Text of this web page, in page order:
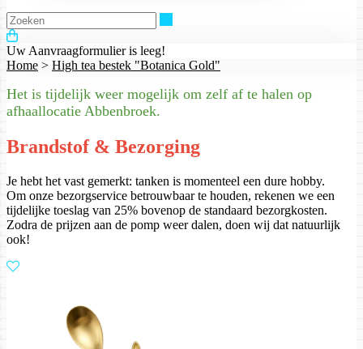
Uw Aanvraagformulier is leeg!
Home > High tea bestek "Botanica Gold"
Het is tijdelijk weer mogelijk om zelf af te halen op
afhaallocatie Abbenbroek.
Brandstof & Bezorging
Je hebt het vast gemerkt: tanken is momenteel een dure hobby.
Om onze bezorgservice betrouwbaar te houden, rekenen we een
tijdelijke toeslag van 25% bovenop de standaard bezorgkosten.
Zodra de prijzen aan de pomp weer dalen, doen wij dat natuurlijk
ook!